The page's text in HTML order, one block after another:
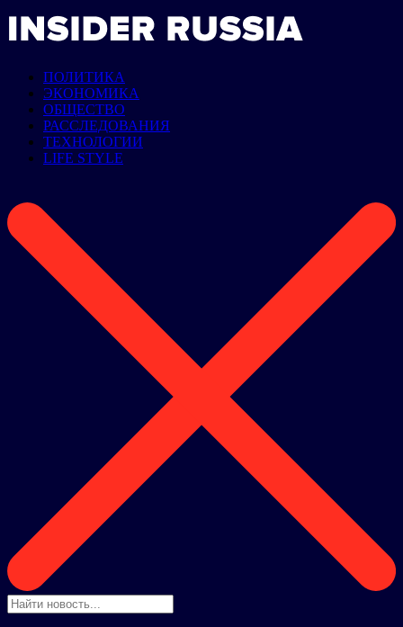
ПОЛИТИКА
ЭКОНОМИКА
ОБЩЕСТВО
РАССЛЕДОВАНИЯ
ТЕХНОЛОГИИ
LIFE STYLE